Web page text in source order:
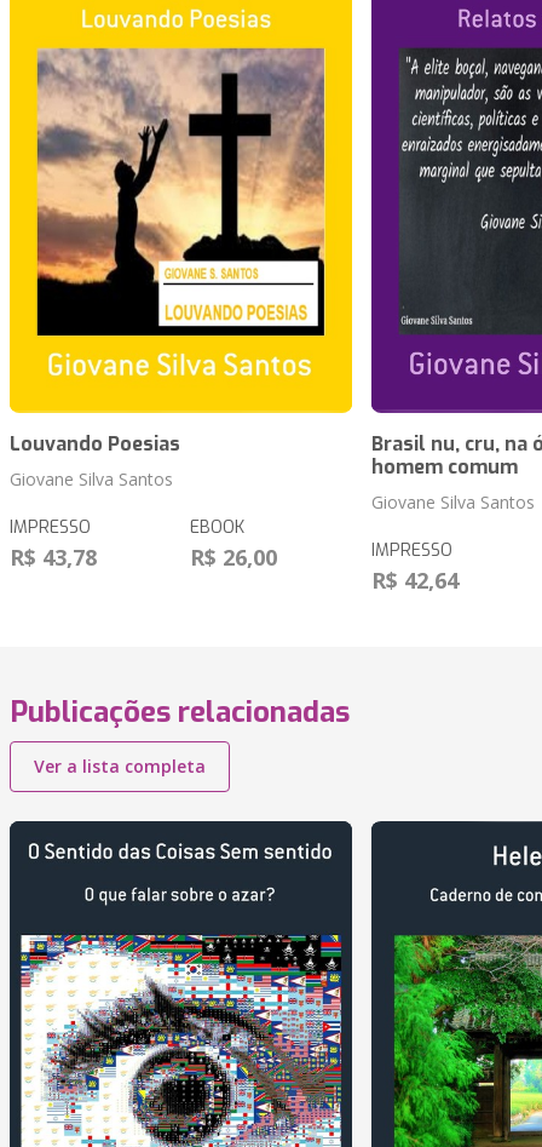
Louvando Poesias
Giovane Silva Santos
IMPRESSO
R$ 43,78
EBOOK
R$ 26,00
Brasil nu, cru, na
homem comum
Giovane Silva Santos
IMPRESSO
R$ 42,64
Publicações relacionadas
Ver a lista completa